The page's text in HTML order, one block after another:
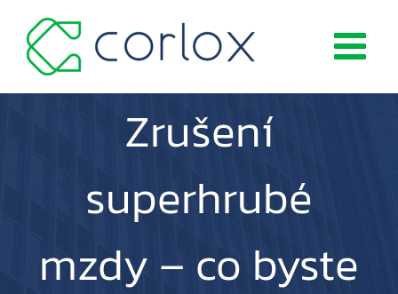
obsah
Zrušení
superhrubé
mzdy – co byste